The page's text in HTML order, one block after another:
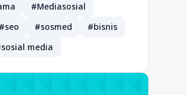
#Mediasosial
#seo #sosmed
#bisnis
media